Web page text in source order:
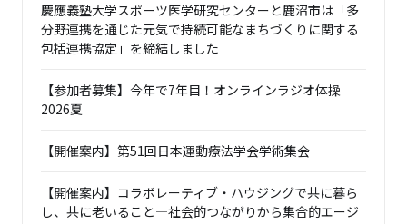
慶應義塾大学スポーツ医学研究センターと鹿沼市は「多
分野連携を通じた元気で持続可能なまちづくりに関する
包括連携協定」を締結しました
【参加者募集】今年で7年目！オンラインラジオ体操
2026夏
【開催案内】第51回日本運動療法学会学術集会
【開催案内】コラボレーティブ・ハウジングで共に暮ら
し、共に老いること―社会的つながりから集合的エージ